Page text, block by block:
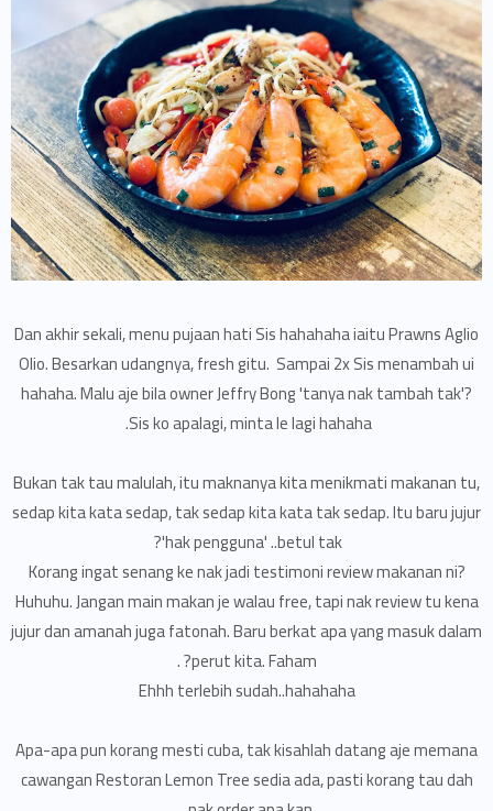
Dan akhir sekali, menu pujaan hati Sis hahahaha iaitu Prawns Aglio
Olio. Besarkan udangnya, fresh gitu. Sampai 2x Sis menambah ui
hahaha. Malu aje bila owner Jeffry Bong 'tanya nak tambah tak'?
Sis ko apalagi, minta le lagi hahaha.
Bukan tak tau malulah, itu maknanya kita menikmati makanan tu,
sedap kita kata sedap, tak sedap kita kata tak sedap. Itu baru jujur
'hak pengguna' ..betul tak?
Korang ingat senang ke nak jadi testimoni review makanan ni?
Huhuhu. Jangan main makan je walau free, tapi nak review tu kena
jujur dan amanah juga fatonah. Baru berkat apa yang masuk dalam
perut kita. Faham? .
Ehhh terlebih sudah..hahahaha
Apa-apa pun korang mesti cuba, tak kisahlah datang aje memana
cawangan Restoran Lemon Tree sedia ada, pasti korang tau dah